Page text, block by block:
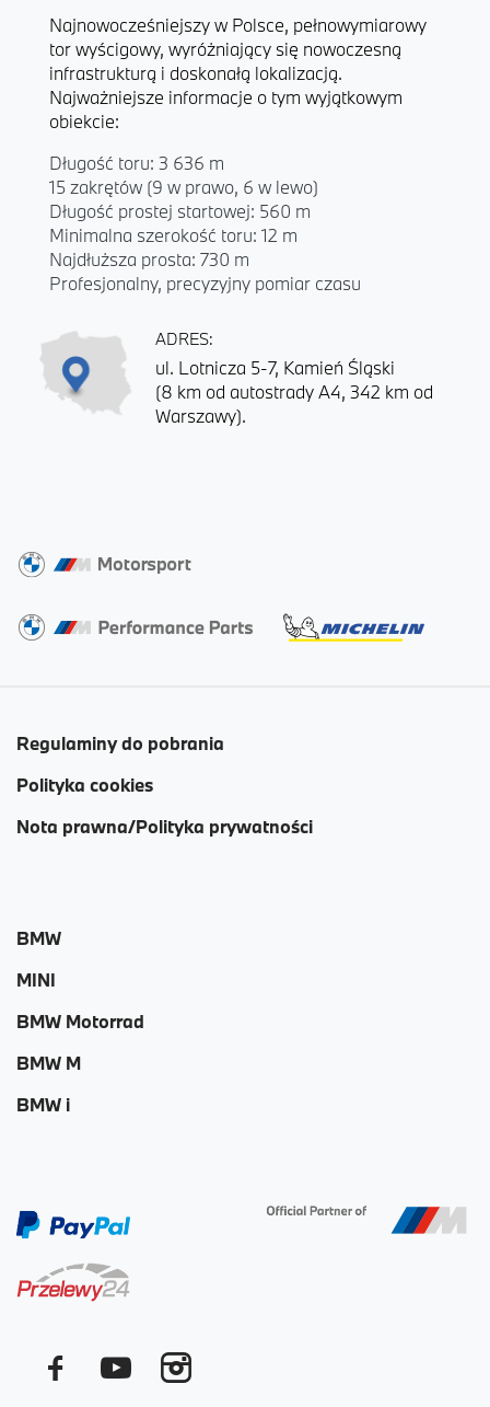
Najnowocześniejszy w Polsce, pełnowymiarowy
tor wyścigowy, wyróżniający się nowoczesną
infrastrukturą i doskonałą lokalizacją.
Najważniejsze informacje o tym wyjątkowym
obiekcie:
Długość toru: 3 636 m
15 zakrętów (9 w prawo, 6 w lewo)
Długość prostej startowej: 560 m
Minimalna szerokość toru: 12 m
Najdłuższa prosta: 730 m
Profesjonalny, precyzyjny pomiar czasu
ADRES:
ul. Lotnicza 5-7, Kamień Śląski
(8 km od autostrady A4, 342 km od
Warszawy).
Regulaminy do pobrania
Polityka cookies
Nota prawna/Polityka prywatności
BMW
MINI
BMW Motorrad
BMW M
BMW i